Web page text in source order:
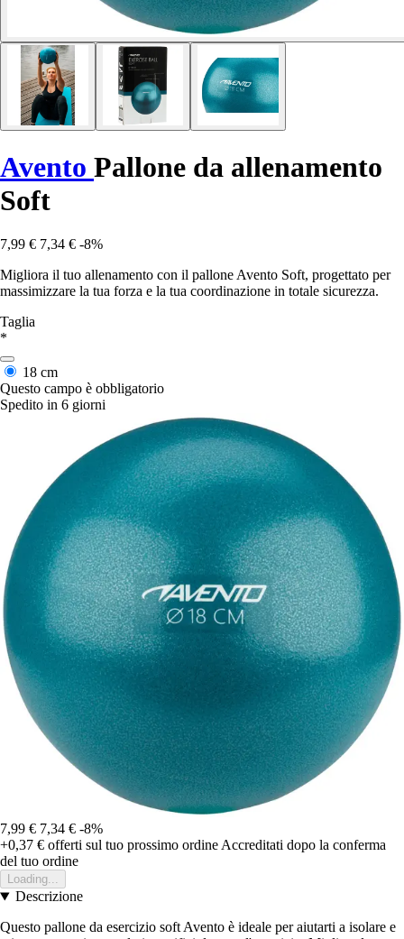
Avento Pallone da allenamento
Soft
7,99 € 7,34 € -8%
Migliora il tuo allenamento con il pallone Avento Soft, progettato per
massimizzare la tua forza e la tua coordinazione in totale sicurezza.
Taglia
*
18 cm
Questo campo è obbligatorio
Spedito in 6 giorni
7,99 € 7,34 € -8%
+0,37 € offerti sul tuo prossimo ordine Accreditati dopo la conferma
del tuo ordine
Loading...
Descrizione
Questo pallone da esercizio soft Avento è ideale per aiutarti a isolare e